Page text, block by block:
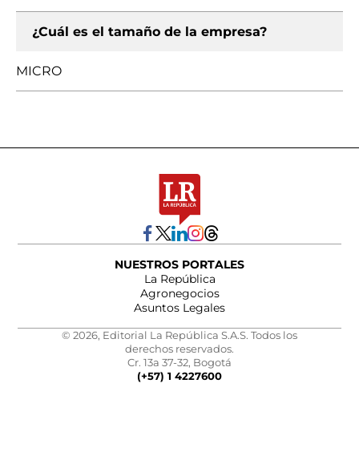
¿Cuál es el tamaño de la empresa?
MICRO
NUESTROS PORTALES
La República
Agronegocios
Asuntos Legales
© 2026, Editorial La República S.A.S. Todos los
derechos reservados.
Cr. 13a 37-32, Bogotá
(+57) 1 4227600